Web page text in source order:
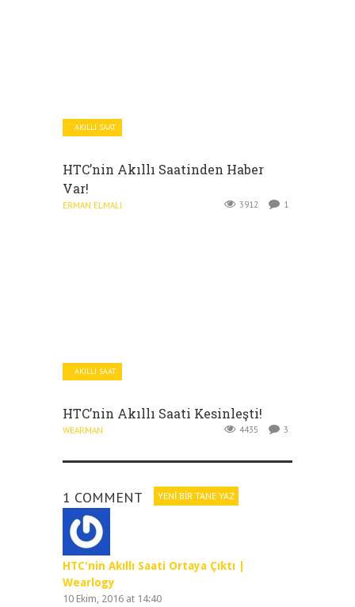
AKILLI SAAT
HTC’nin Akıllı Saatinden Haber
Var!
ERMAN ELMALI 3912 1
AKILLI SAAT
HTC’nin Akıllı Saati Kesinleşti!
WEARMAN 4435 3
1 COMMENT YENI BIR TANE YAZ
HTC'nin Akıllı Saati Ortaya Çıktı |
Wearlogy
10 Ekim, 2016 at 14:40